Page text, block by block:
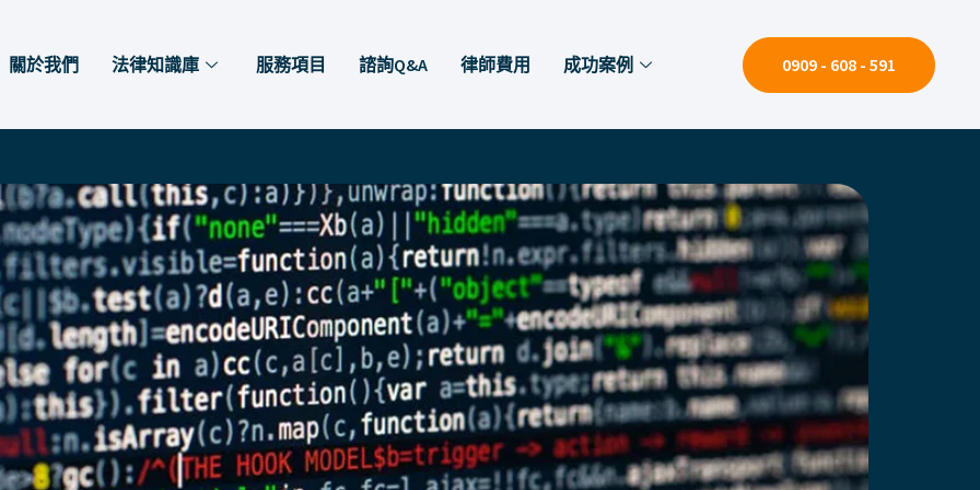
關於我們 法律知識庫 服務項目 諮詢Q&A 律師費用 成功案例 0909 - 608 - 591